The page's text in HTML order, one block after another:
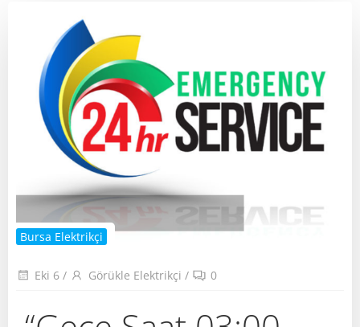
Bursa Elektrikçi
Eki 6 / Görükle Elektrikçi / 0